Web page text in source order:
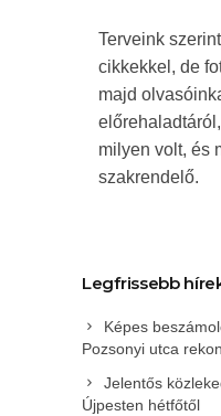
Terveink
cikkekkel, de
majd
milyen volt, és
szakrendelő.
Legfrissebb
Képes
Pozsonyi utca
Jelentős
Újpesten hétfőtől